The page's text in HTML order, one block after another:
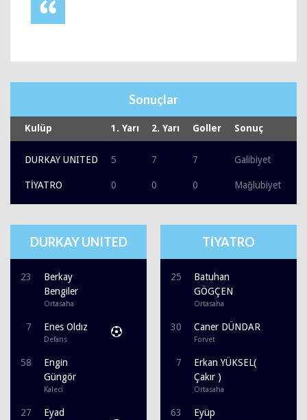
Sonuçlar
Kulüp 1. Yarı 2. Yarı Goller Sonuç
DURKAY UNITED 5 7 7 Galibiyet
TİYATRO 0 0 0 Mağlubiyet
DURKAY UNITED
23
Berkay
Bengiler
Ortasaha
7 Enes Oldız
Defans
58
Engin
Güngör
Kaleci
27
Eyad
TİYATRO
25
Batuhan
GÖGÇEN
Ortasaha
30 Caner DÜNDAR
Forvet
7
Erkan YÜKSEL(
Çakır )
Ortasaha
63
Eyüp